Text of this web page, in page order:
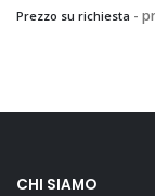
Prezzo su richiesta -
CHI SIAMO